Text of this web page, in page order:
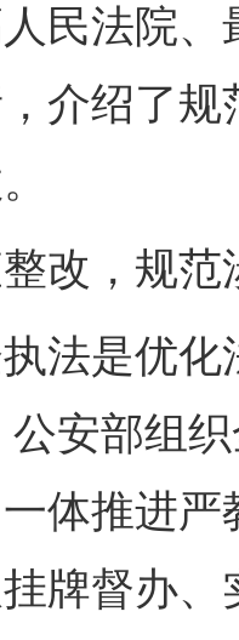
民法院
介绍了
，规范
是优化
安部组
体推进
牌督办